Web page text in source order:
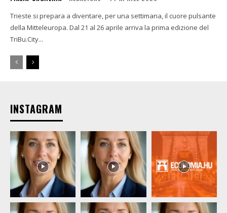
Trieste si prepara a diventare, per una settimana, il cuore pulsante
della Mitteleuropa. Dal 21 al 26 aprile arriva la prima edizione del
TriBu.City...
INSTAGRAM